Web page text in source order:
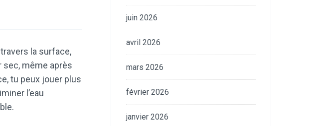
la surface,
sec, même après
tu peux jouer plus
l’eau
juin 2026
avril 2026
mars 2026
février 2026
janvier 2026